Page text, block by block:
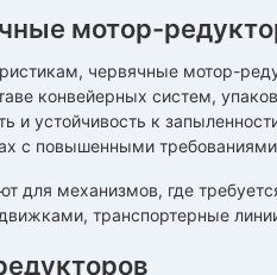
мотор-
червячные мотор-
конвейерных систем,
и устойчивость к
с повышенными
для механизмов, где
транспортерные